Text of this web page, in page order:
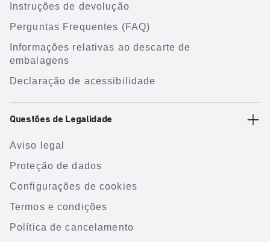
Instruções de devolução
Perguntas Frequentes (FAQ)
Informações relativas ao descarte de
embalagens
Declaração de acessibilidade
Questões de Legalidade
Aviso legal
Proteção de dados
Configurações de cookies
Termos e condições
Política de cancelamento